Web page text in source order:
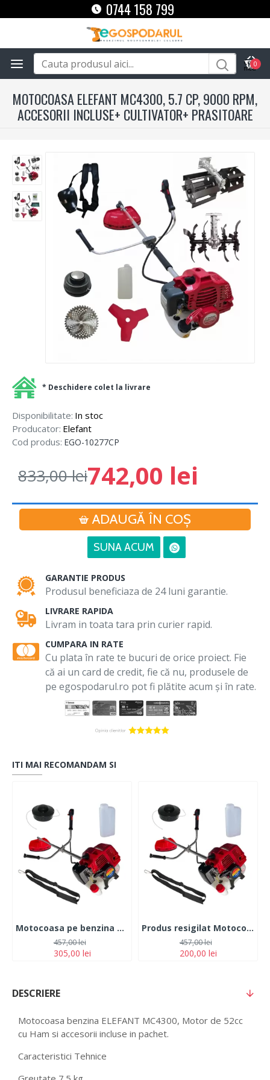
0744 158 799
0
MOTOCOASA ELEFANT MC4300, 5.7 CP, 9000 RPM,
ACCESORII INCLUSE+ CULTIVATOR+ PRASITOARE
Disponibilitate: In stoc
Producator: Elefant
Cod produs: EGO-10277CP
742,00 lei
833,00 lei
ADAUGĂ ÎN COŞ
SUNA ACUM
* Deschidere colet la livrare
GARANTIE PRODUS
Produsul beneficiaza de 24 luni garantie.
LIVRARE RAPIDA
Livram in toata tara prin curier rapid.
CUMPARA IN RATE
Cu plata în rate te bucuri de orice proiect. Fie
că ai un card de credit, fie că nu, produsele de
pe egospodarul.ro pot fi plătite acum și în rate.
ITI MAI RECOMANDAM SI
Motocoasa pe benzina TOMS 7.5 CP 12.000 rpm
305,00 lei
457,00 lei
Produs resigilat Motocoasa pe benzina TOMS 7.5 CP 12.000 rpm
200,00 lei
457,00 lei
DESCRIERE
Motocoasa benzina ELEFANT MC4300, Motor de 52cc
cu Ham si accesorii incluse in pachet.
Caracteristici Tehnice